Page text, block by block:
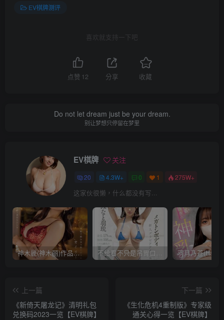
EV棋牌测评
喜欢就支持一下吧
点赞 12 分享 收藏
Do not let dream just be your dream.
别让梦想只停留在梦里
EV棋牌 关注
20 4.3W+ 0 1 275W+
这家伙很懒，什么都没有写...
神木麗(神木丽)作品STARS-804发布！出道一周年，华丽布拉甲闪亮动人！【EV棋牌】 不给看不只是吊胃口！K奶的みなと羽琉(凑羽琉)原来是无码妹「水原圣子」？【EV棋牌】
上一篇
《新倚天屠龙记》清明礼包
兑换码2023一览【EV棋牌】
下一篇
《生化危机4重制版》专家级
通关心得一览【EV棋牌】